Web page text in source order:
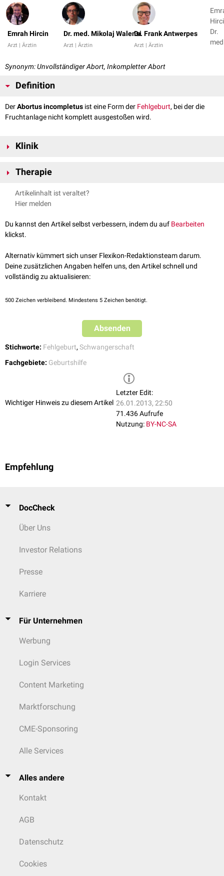
Emrah Hircin
Arzt | Ärztin
Dr. med. Mikolaj Walensi
Arzt | Ärztin
Dr. Frank Antwerpes
Arzt | Ärztin
Dr.
Synonym: Unvollständiger Abort, Inkompletter Abort
Definition
DerAbortus incompletus ist eine Form der Fehlgeburt, bei der die
Fruchtanlage nicht komplett ausgestoßen wird.
Klinik
Blutungmit ziehenden
EihäuteimUterus.
Die Uterusgröße ist nicht normgerecht. In der
niedrignormal sein oder ist bereits abgefallen.
durch Kürettage zu Komplikationen führen. Dazu zählen:
persistierende vaginale Blutung
aufsteigendeInfektion(Endometritis
Therapie
Die Therapie eines Abortus incompletus besteht in einer zeitnah
durchgeführten
Zu beachten ist, dass unter der Kürettage in diesem Zustand eine
erhöhte Komplikationsträchtigkeit besteht. Die Kürettage muss daher
kann ein sogenanntes Priming mitProstaglandinenerfolgen (regt die
Abstoßung an). Nach der Kürettage wird zur Tonisierung des Uterus die
Gabe vonOxytocinerfolgen.
Artikelinhalt ist veraltet?
Hier melden
Du kannst den Artikel selbst verbessern, indem du auf Bearbeiten
klickst.
Alternativ kümmert sich unser Flexikon-Redaktionsteam darum.
Deine zusätzlichen Angaben helfen uns, den Artikel schnell und
vollständig zu aktualisieren:
500 Zeichen verbleibend. Mindestens 5 Zeichen benötigt.
Absenden
Stichworte: Fehlgeburt, Schwangerschaft
Fachgebiete: Geburtshilfe
Wichtiger Hinweis zu diesem Artikel
Letzter Edit:
26.01.2013, 22:50
71.436 Aufrufe
Nutzung: BY-NC-SA
Empfehlung
DocCheck
Über Uns
Investor Relations
Presse
Karriere
Für Unternehmen
Werbung
Login Services
Content Marketing
Marktforschung
CME-Sponsoring
Alle Services
Alles andere
Kontakt
AGB
Datenschutz
Cookies